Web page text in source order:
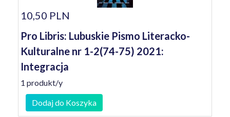
10,50 PLN
Pro Libris: Lubuskie Pismo Literacko-
Kulturalne nr 1-2(74-75) 2021:
Integracja
1 produkt/y
Dodaj do Koszyka